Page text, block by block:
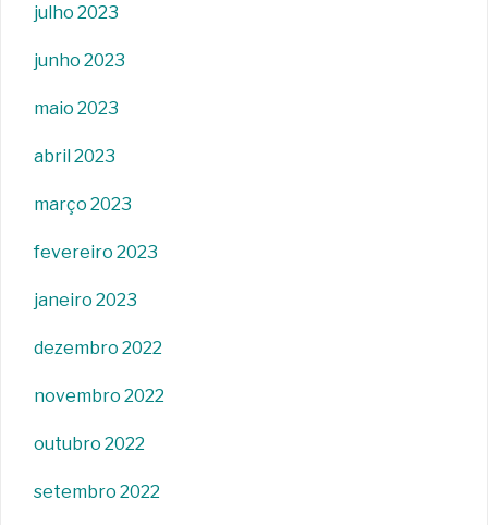
julho 2023
junho 2023
maio 2023
abril 2023
março 2023
fevereiro 2023
janeiro 2023
dezembro 2022
novembro 2022
outubro 2022
setembro 2022